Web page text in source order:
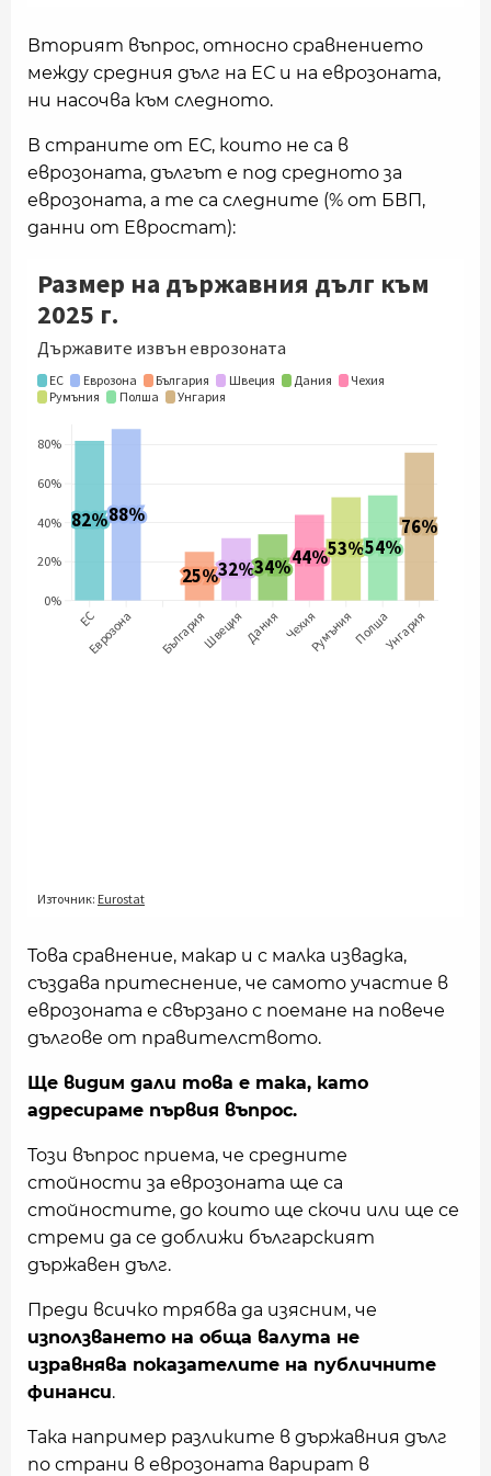
Вторият въпрос, относно сравнението
между средния дълг на ЕС и на еврозоната,
ни насочва към следното.
В страните от ЕС, които не са в
еврозоната, дългът е под средното за
еврозоната, а те са следните (% от БВП,
данни от Евростат):
Това сравнение, макар и с малка извадка,
създава притеснение, че самото участие в
еврозоната е свързано с поемане на повече
дългове от правителството.
Ще видим дали това е така, като
адресираме първия въпрос.
Този въпрос приема, че средните
стойности за еврозоната ще са
стойностите, до които ще скочи или ще се
стреми да се доближи българският
държавен дълг.
Преди всичко трябва да изясним, че
използването на обща валута не
изравнява показателите на публичните
финанси.
Така например разликите в държавния дълг
по страни в еврозоната варират в